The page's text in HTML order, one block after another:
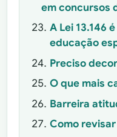
em concursos
A Lei 13.146
educação
Preciso
O que mais
Barreira
Como